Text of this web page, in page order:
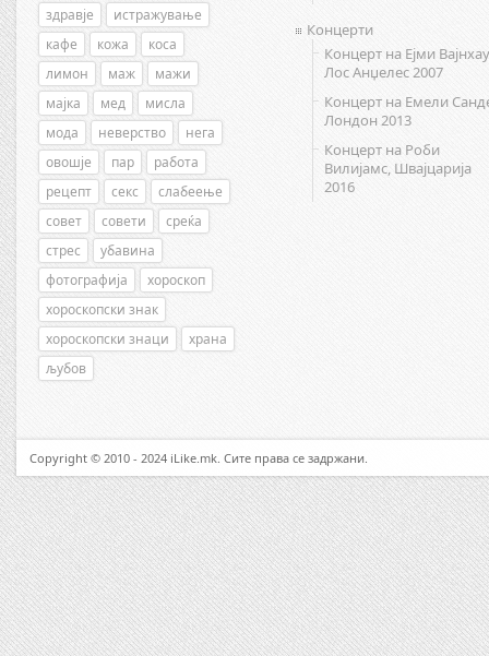
здравје
истражување
кафе
кожа
коса
лимон
маж
мажи
мајка
мед
мисла
мода
неверство
нега
овошје
пар
работа
рецепт
секс
слабеење
совет
совети
среќа
стрес
убавина
фотографија
хороскоп
хороскопски знак
хороскопски знаци
храна
љубов
Концерти
Концерт на Ејми
Лос Анџелес 2007
Концерт на Емели
Лондон 2013
Концерт на Роби
Вилијамс, Швајцарија
2016
Copyright © 2010 - 2024 iLike.mk. Сите права се задржани.